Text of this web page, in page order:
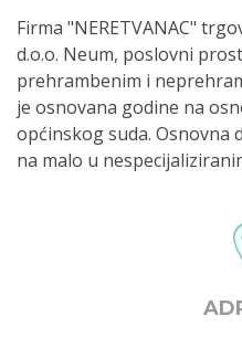
Firma "NERETVANAC"
d.o.o. Neum, poslovni
prehrambenim i
je osnovana godine na
općinskog suda. Osnovna
na malo u